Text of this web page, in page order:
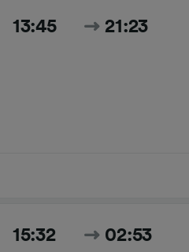
13:45 21:23
15:32 02:53